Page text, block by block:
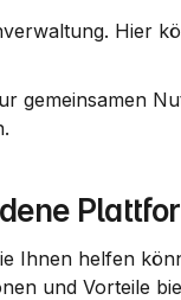
. Hier
gemeinsamen
Ihnen helfen
und Vorteile